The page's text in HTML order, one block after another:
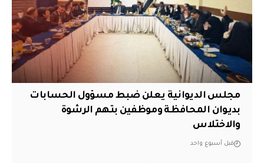
مجلس الديوانية يعلن ضبط مسؤول الحسابات
بديوان المحافظة وموظفين بتهم الرشوة
والاختلاس
قبل أسبوع واحد